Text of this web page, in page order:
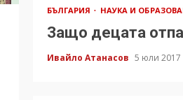
БЪЛГАРИЯ НАУКА И
Защо децата
Ивайло Атанасов 5 юли 2017